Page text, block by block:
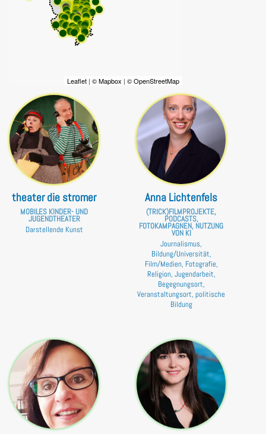
Leaflet |© Mapbox |© OpenStreetMap
theater die stromer
MOBILES KINDER- UND
JUGENDTHEATER
Darstellende Kunst
Anna Lichtenfels
(TRICK)FILMPROJEKTE,
PODCASTS,
FOTOKAMPAGNEN, NUTZUNG
VON KI
Journalismus,
Bildung/Universität,
Film/Medien, Fotografie,
Religion, Jugendarbeit,
Begegnungsort,
Veranstaltungsort, politische
Bildung